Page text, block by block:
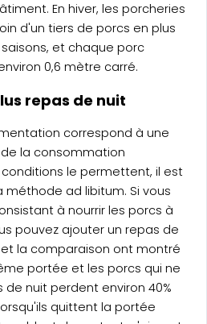
En hiver, les porcheries
d'un tiers de porcs en plus
et chaque porc
0,6 mètre carré.
repas de nuit
correspond à une
la consommation
le permettent, il est
ad libitum. Si vous
à nourrir les porcs à
pouvez ajouter un repas de
la comparaison ont montré
portée et les porcs qui ne
nuit perdent environ 40%
quittent la portée